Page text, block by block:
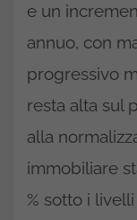
e un
annuo, con
progressivo
resta alta sul
alla
immobiliare
% sotto i